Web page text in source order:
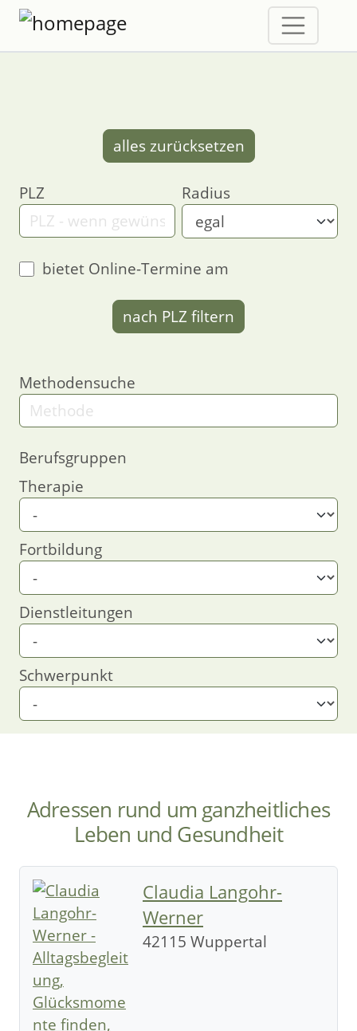
Adressen rund um ganzheitliches
Leben und Gesundheit
Claudia Langohr-
Werner
42115 Wuppertal
alles zurücksetzen
PLZ Radius
bietet Online-Termine am
nach PLZ filtern
Methodensuche
Berufsgruppen
Therapie
Fortbildung
Dienstleitungen
Schwerpunkt